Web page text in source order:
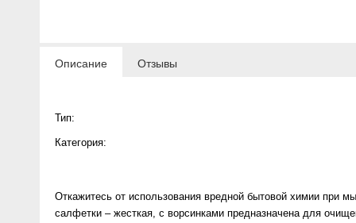
Enjoy Care
Описание Отзывы
Тип:
Категория:
Откажитесь от использования вредной бытовой химии при
салфетки – жесткая, с ворсинками предназначена для